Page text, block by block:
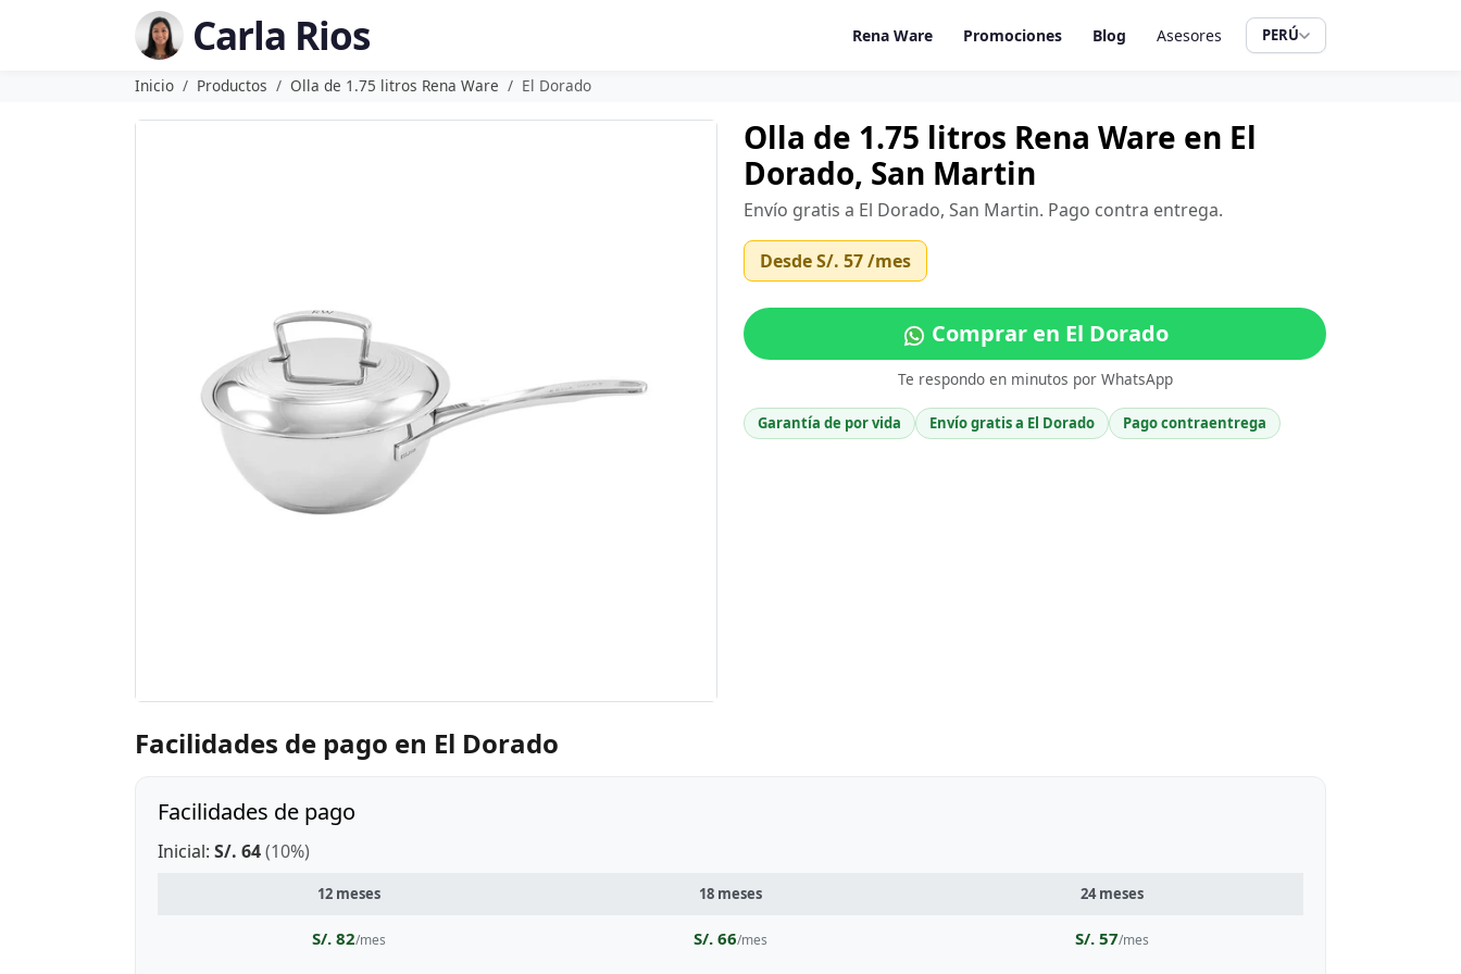
Carla Rios Rena Ware Promociones Blog Asesores PERÚ
Inicio Productos Olla de 1.75 litros Rena Ware El Dorado
Olla de 1.75 litros Rena Ware en El
Dorado, San Martin
Envío gratis a El Dorado, San Martin. Pago contra entrega.
DesdeS/. 57/mes
Comprar en El Dorado
Te respondo en minutos por WhatsApp
Garantía de por vida Envío gratis a El Dorado Pago contraentrega
Facilidades de pago en El Dorado
Facilidades de pago
Inicial: S/. 64(10%)
12 meses 18 meses 24 meses
S/. 82/mes S/. 66/mes S/. 57/mes